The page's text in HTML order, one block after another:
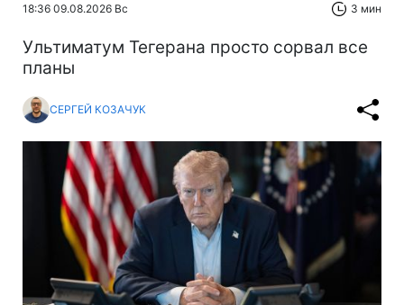
18:36 09.08.2026 Вс 3 мин
Ультиматум Тегерана просто сорвал все
планы
СЕРГЕЙ КОЗАЧУК